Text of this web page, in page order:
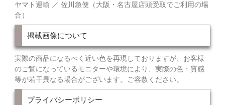
ヤマト運輸 ／ 佐川急便（大阪・名古屋店頭受取でご利用の場
合）
掲載画像について
実際の商品になるべく近い色を再現しておりますが、お客様
のご覧になっているモニターや環境により、実際の色・質感
等が若干異なる場合がございます。ご容赦ください。
プライバシーポリシー